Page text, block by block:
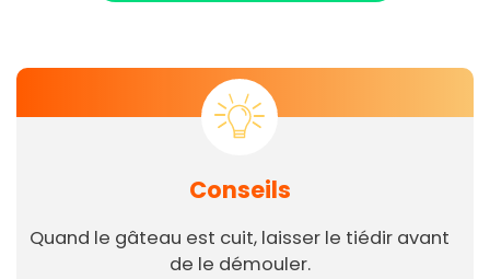
Conseils
Quand le gâteau est cuit, laisser le tiédir avant
de le démouler.